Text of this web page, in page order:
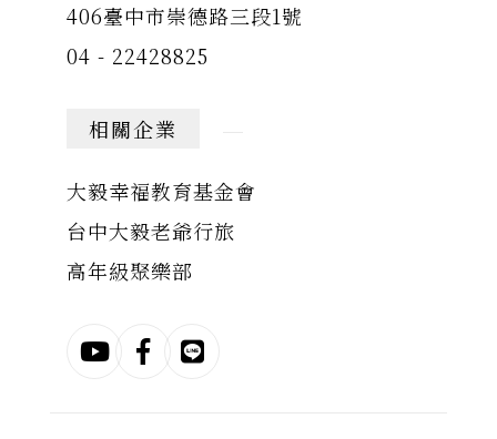
406臺中市崇德路三段1號
04 - 22428825
相關企業
大毅幸福教育基金會
台中大毅老爺行旅
高年級聚樂部